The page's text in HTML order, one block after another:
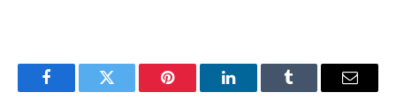
FacebookTwitter Pinterest LinkedInTumblr
E-